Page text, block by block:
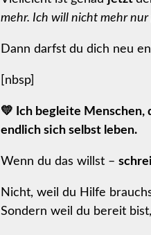
mehr. Ich will nicht mehr
Dann darfst du dich neu
[nbsp]
💛 Ich begleite
endlich sich selbst leben.
Wenn du das willst –
Nicht, weil du Hilfe
Sondern weil du bereit